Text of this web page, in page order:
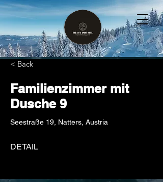
< Back
Familienzimmer mit
Dusche 9
Seestraße 19, Natters, Austria
DETAIL